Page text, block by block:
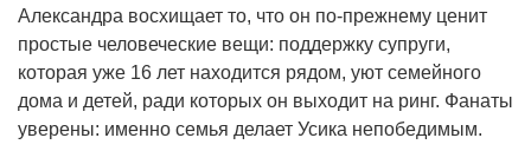
Александра восхищает то, что он по-прежнему ценит
простые человеческие вещи: поддержку супруги,
которая уже 16 лет находится рядом, уют семейного
дома и детей, ради которых он выходит на ринг. Фанаты
уверены: именно семья делает Усика непобедимым.